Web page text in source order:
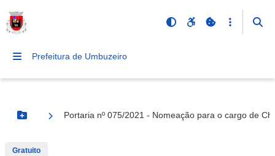
Prefeitura de Umbuzeiro
Botão Menu
Portaria nº 075/2021 - Nomeação para o cargo de
Gratuito